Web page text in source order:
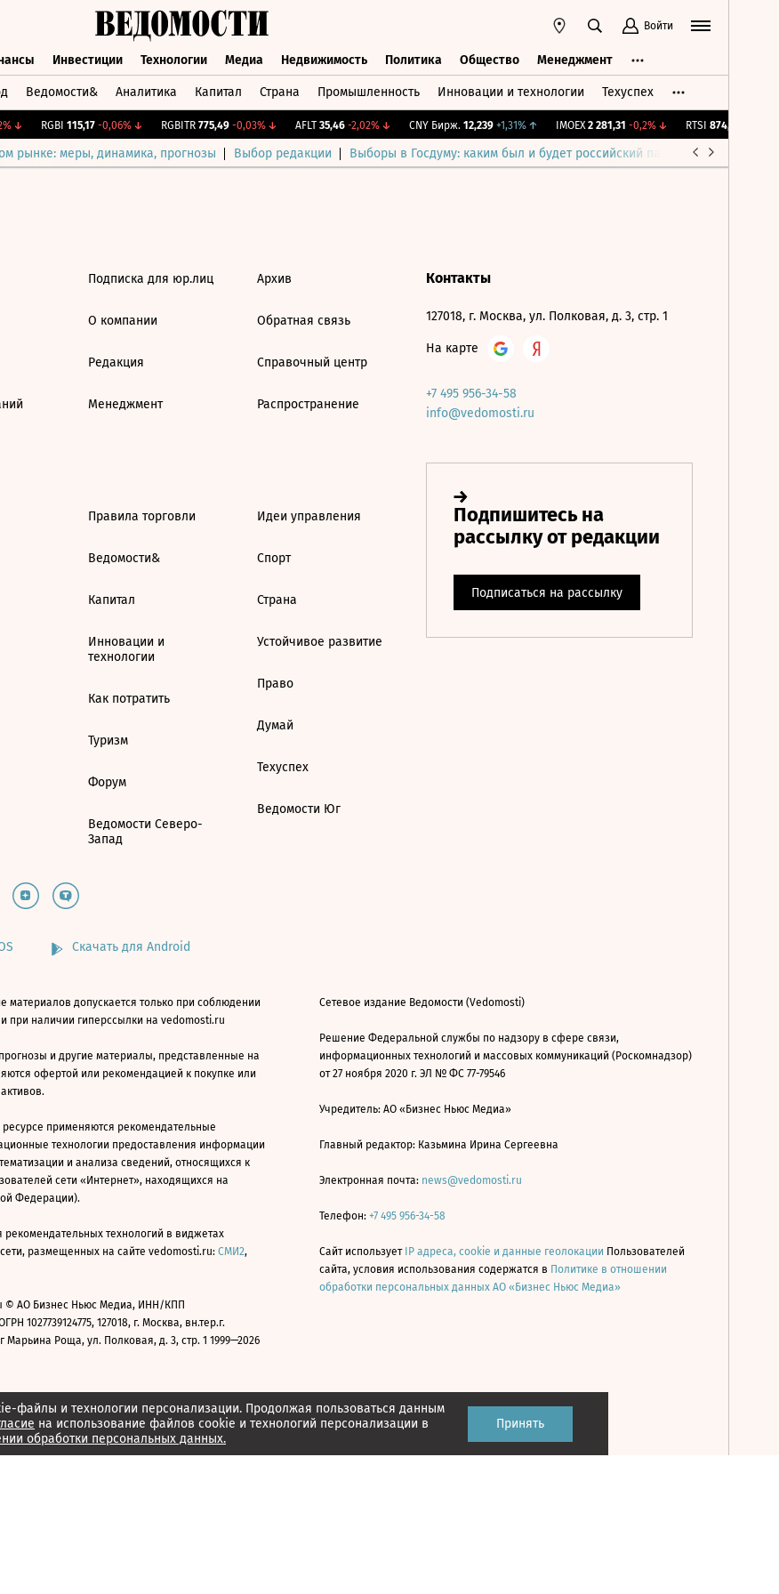
Войти
Инвестиции Технологии Медиа Недвижимость Политика Общество Менеджмент
Ведомости& Аналитика Капитал Страна Промышленность Инновации и технологии Техуспех
↓ RGBI 115,17 -0,06%↓ RGBITR 775,49 -0,03%↓ AFLT 35,46 -2,02%↓ CNY Бирж. 12,239 +1,31%↑ IMOEX 2 281,31 -0,2%↓ RTSI 874,64
рынке: меры, динамика, прогнозы Выбор редакции Выборы в Госдуму: каким был и будет российский парламент
файлы и технологии персонализации. Продолжая пользоваться данным
на использование файлов cookie и технологий персонализации в
обработки персональных данных.
Принять
Подписка для юр.лиц
О компании
Редакция
Менеджмент
Архив
Обратная связь
Справочный центр
Распространение
Правила торговли
Ведомости&
Капитал
Инновации и
технологии
Как потратить
Туризм
Форум
Ведомости Северо-
Запад
Идеи управления
Спорт
Страна
Устойчивое развитие
Право
Думай
Техуспех
Ведомости Юг
Контакты
127018, г. Москва, ул. Полковая, д. 3, стр. 1
На карте
+7 495 956-34-58
info@vedomosti.ru
Скачать для Android
материалов допускается только при соблюдении
и при наличии гиперссылки на vedomosti.ru
и другие материалы, представленные на
офертой или рекомендацией к покупке или
применяются рекомендательные
технологии предоставления информации
и анализа сведений, относящихся к
сети «Интернет», находящихся на
Федерации).
технологий в виджетах
размещенных на сайте vedomosti.ru: СМИ2,
© АО Бизнес Ньюс Медиа, ИНН/КПП
1027739124775, 127018, г. Москва, вн.тер.г.
Марьина Роща, ул. Полковая, д. 3, стр. 1 1999—2026
Сетевое издание Ведомости (Vedomosti)
Решение Федеральной службы по надзору в сфере связи,
информационных технологий и массовых коммуникаций (Роскомнадзор)
от 27 ноября 2020 г. ЭЛ № ФС 77-79546
Учредитель: АО «Бизнес Ньюс Медиа»
Главный редактор: Казьмина Ирина Сергеевна
Электронная почта: news@vedomosti.ru
Телефон: +7 495 956-34-58
Сайт использует IP адреса, cookie и данные геолокации Пользователей
сайта, условия использования содержатся в Политике в отношении
обработки персональных данных АО «Бизнес Ньюс Медиа»